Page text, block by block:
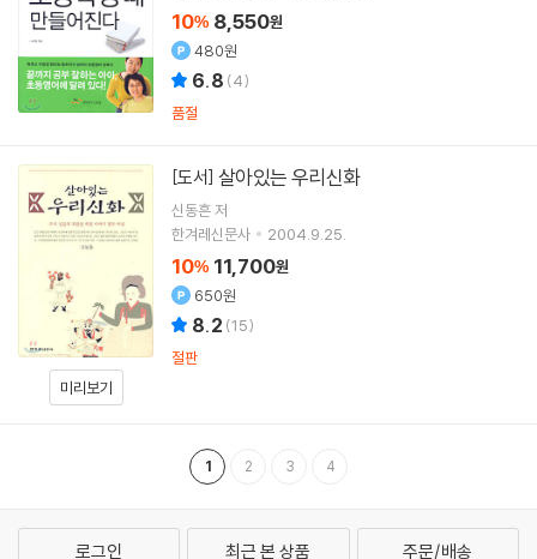
10% 8,550원
480원
6.8 (4)
품절
미리보기
[도서] 살아있는 우리신화
신동흔저
한겨레신문사
2004.9.25.
10% 11,700원
650원
8.2 (15)
절판
1 2 3 4
로그인 최근 본 상품 주문/배송